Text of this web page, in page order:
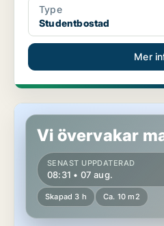
Type
Studentbostad
Mer
Studentbostad i Kalmar
Vi övervakar
SENAST UPPDATERAD
08:31 • 07 aug.
Skapad 3 h Ca. 10 m2